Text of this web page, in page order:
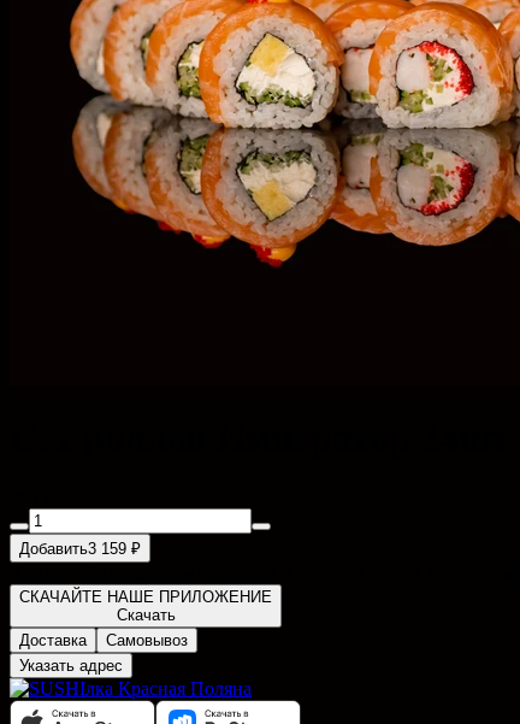
Добавить3 159 ₽
СКАЧАЙТЕ НАШЕ ПРИЛОЖЕНИЕ
Скачать
Доставка
Самовывоз
Указать адрес